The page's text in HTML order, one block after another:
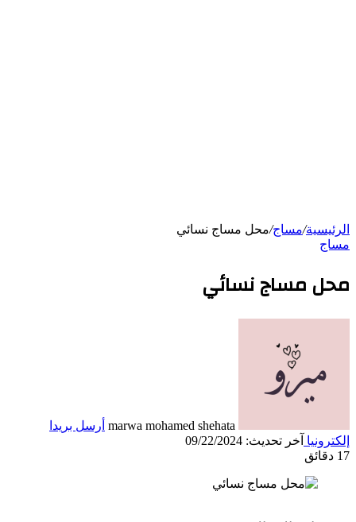
الرئيسية/مساج/محل مساج نسائي
مساج
محل مساج نسائي
marwa mohamed shehata أرسل بريدا
إلكترونيا آخر تحديث: 09/22/2024
17 دقائق